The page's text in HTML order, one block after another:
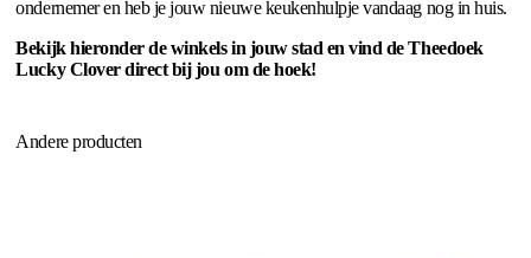
ondernemer en heb je jouw nieuwe keukenhulpje vandaag nog in huis.
Bekijk hieronder de winkels in jouw stad en vind de Theedoek
Lucky Clover direct bij jou om de hoek!
Andere producten